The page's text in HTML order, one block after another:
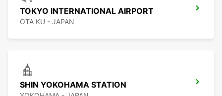
TOKYO INTERNATIONAL AIRPORT
OTA KU - JAPAN
SHIN YOKOHAMA STATION